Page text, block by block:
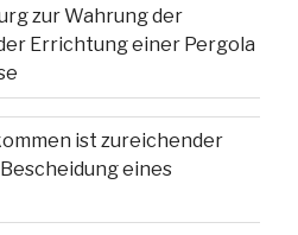
zur Wahrung der
Errichtung einer Pergola
ist zureichender
eines